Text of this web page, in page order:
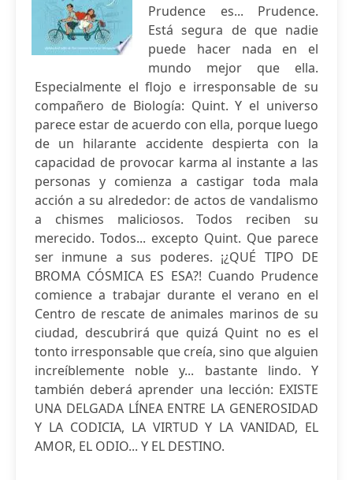
Prudence es... Prudence.
Está segura de que nadie
puede hacer nada en el
mundo mejor que ella.
Especialmente el flojo e irresponsable de su
compañero de Biología: Quint. Y el universo
parece estar de acuerdo con ella, porque luego
de un hilarante accidente despierta con la
capacidad de provocar karma al instante a las
personas y comienza a castigar toda mala
acción a su alrededor: de actos de vandalismo
a chismes maliciosos. Todos reciben su
merecido. Todos... excepto Quint. Que parece
ser inmune a sus poderes. ¡¿QUÉ TIPO DE
BROMA CÓSMICA ES ESA?! Cuando Prudence
comience a trabajar durante el verano en el
Centro de rescate de animales marinos de su
ciudad, descubrirá que quizá Quint no es el
tonto irresponsable que creía, sino que alguien
increíblemente noble y... bastante lindo. Y
también deberá aprender una lección: EXISTE
UNA DELGADA LÍNEA ENTRE LA GENEROSIDAD
Y LA CODICIA, LA VIRTUD Y LA VANIDAD, EL
AMOR, EL ODIO... Y EL DESTINO.